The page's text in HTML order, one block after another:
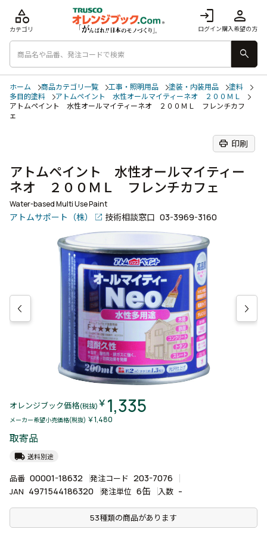
login
ログイン
person
購入希望の方
category
カテゴリ
search
ホーム 商品カテゴリ一覧 工事・照明用品 塗装・内装用品
塗料
多目的塗料
アトムペイント 水性オールマイティーネオ ２００ＭＬ
アトムペイント 水性オールマイティーネオ ２００ＭＬ フレンチカフ
ェ
print 印刷
アトムペイント 水性オールマイティー
ネオ ２００ＭＬ フレンチカフェ
Water-based Multi Use Paint
アトムサポート（株） 技術相談窓口 03-3969-3160
オレンジブック価格(税抜) ￥ 1,335
メーカー希望小売価格(税抜) ￥1,480
取寄品
local_shipping 送料別途
品番 00001-18632 発注コード 203-7076
JAN 4971544186320 発注単位 6缶 入数 -
53種類の商品があります